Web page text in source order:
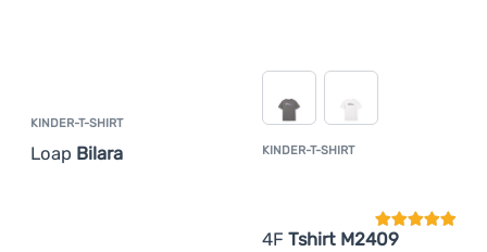
KINDER-T-SHIRT
Loap Bilara KINDER-T-SHIRT
4F Tshirt M2409